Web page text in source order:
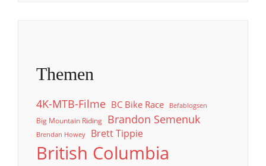
Themen
4K-MTB-Filme BC Bike Race Befablogsen
Big Mountain Riding Brandon Semenuk
Brendan Howey Brett Tippie
British Columbia